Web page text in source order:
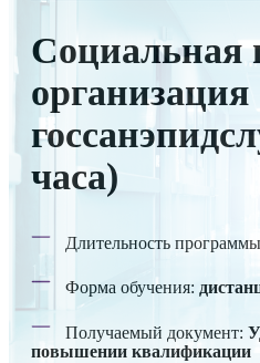
Социальная
организация
часа)
Длительность
Форма обучения:
Получаемый документ:
повышении квалификации